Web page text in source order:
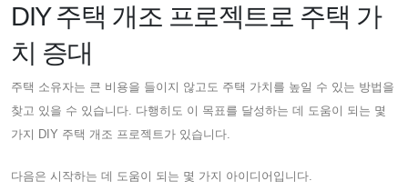
DIY 주택 개조 프로젝트로 주택 가
치 증대
주택 소유자는 큰 비용을 들이지 않고도 주택 가치를 높일 수 있는 방법을
찾고 있을 수 있습니다. 다행히도 이 목표를 달성하는 데 도움이 되는 몇
가지 DIY 주택 개조 프로젝트가 있습니다.
다음은 시작하는 데 도움이 되는 몇 가지 아이디어입니다.